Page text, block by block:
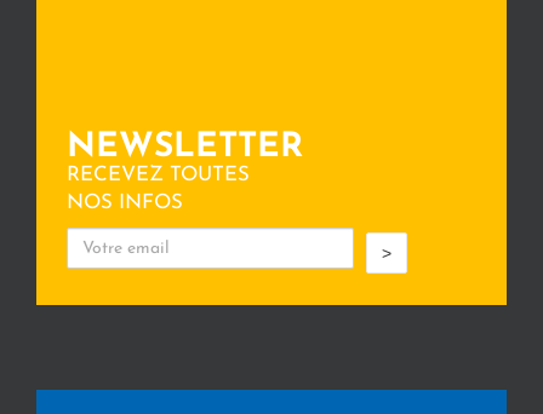
NEWSLETTER
RECEVEZ TOUTES
NOS INFOS
>